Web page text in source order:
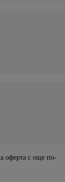
оферта с още по-